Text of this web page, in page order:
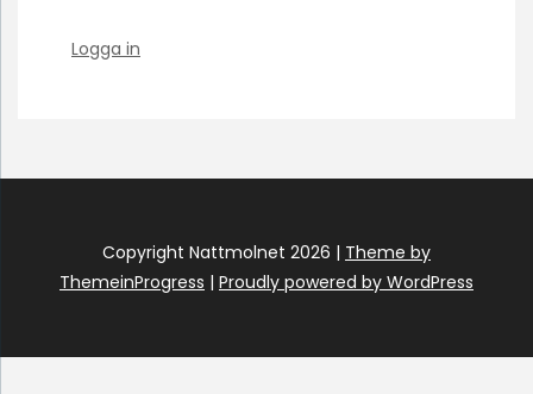
Logga in
Copyright Nattmolnet 2026 | Theme by
ThemeinProgress | Proudly powered by WordPress